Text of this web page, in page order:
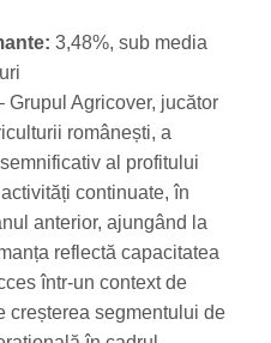
3,48%, sub media
Grupul Agricover, jucător
românești, a
al profitului
continuate, în
anterior, ajungând la
reflectă capacitatea
într-un context de
creșterea segmentului de